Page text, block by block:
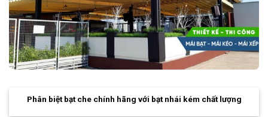
Phân biệt bạt che chính hãng với bạt nhái kém chất lượng